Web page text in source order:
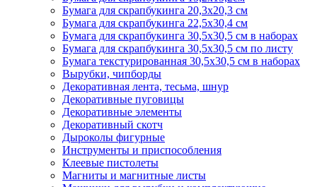
Бумага для скрапбукинга 20,3х20,3 см
Бумага для скрапбукинга 22,5х30,4 см
Бумага для скрапбукинга 30,5х30,5 см в наборах
Бумага для скрапбукинга 30,5х30,5 см по листу
Бумага текстурированная 30,5х30,5 см в наборах
Вырубки, чипборды
Декоративная лента, тесьма, шнур
Декоративные пуговицы
Декоративные элементы
Декоративный скотч
Дыроколы фигурные
Инструменты и приспособления
Клеевые пистолеты
Магниты и магнитные листы